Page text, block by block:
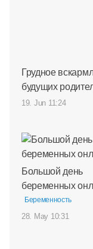
Грудное
будущих
19. Jun 11:24
Большой день
беременных
Беременность
28. May 10:31